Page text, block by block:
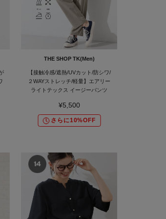
THE SHOP TK(Men)
【接触冷感/遮熱/UVカット/防シワ/
２WAYストレッチ/軽量】エアリー
ライトテックス イージーパンツ
¥5,500
さらに10%OFF